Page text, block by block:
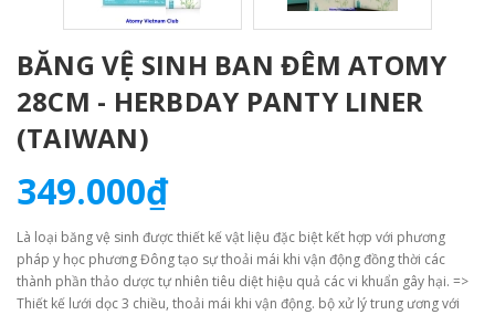
BĂNG VỆ SINH BAN ĐÊM ATOMY
28CM - HERBDAY PANTY LINER
(TAIWAN)
349.000₫
Là loại băng vệ sinh được thiết kế vật liệu đặc biệt kết hợp với phương
pháp y học phương Đông tạo sự thoải mái khi vận động đồng thời các
thành phần thảo dược tự nhiên tiêu diệt hiệu quả các vi khuẩn gây hại. =>
Thiết kế lưới dọc 3 chiều, thoải mái khi vận động. bộ xử lý trung ương với